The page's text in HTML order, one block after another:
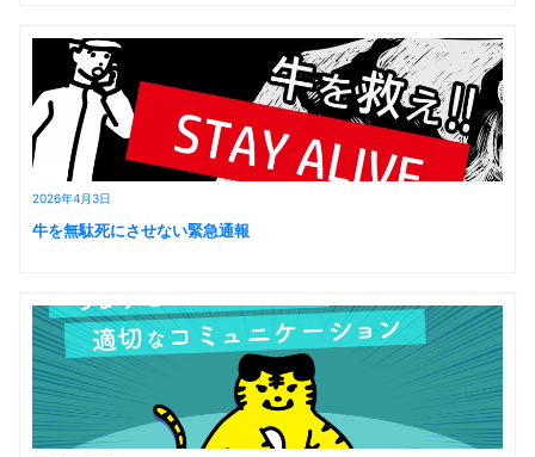
2026年4月3日
牛を無駄死にさせない緊急通報